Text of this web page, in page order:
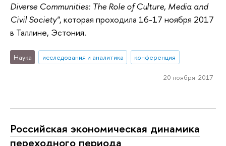
Diverse Communities: The Role of Culture, Media and
Civil Society", которая проходила 16-17 ноября 2017
в Таллине, Эстония.
Наука исследования и аналитика конференция
20 ноября 2017
Российская экономическая динамика
переходного периода